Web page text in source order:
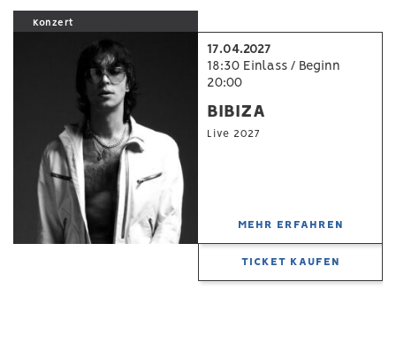
Konzert
17.04.2027
18:30 Einlass / Beginn
20:00
BIBIZA
Live 2027
MEHR ERFAHREN
TICKET KAUFEN